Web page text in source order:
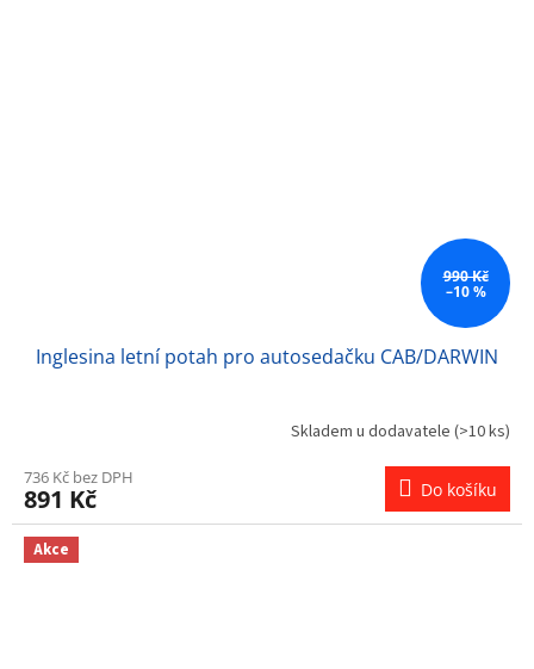
990 Kč
–10 %
Inglesina letní potah pro autosedačku CAB/DARWIN
Skladem u dodavatele (>10 ks)
736 Kč bez DPH
891 Kč Do košíku
Akce